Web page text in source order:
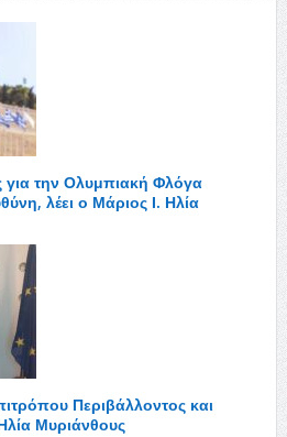
για την Ολυμπιακή Φλόγα
λέει ο Μάριος Ι. Ηλία
Περιβάλλοντος και
Μυριάνθους